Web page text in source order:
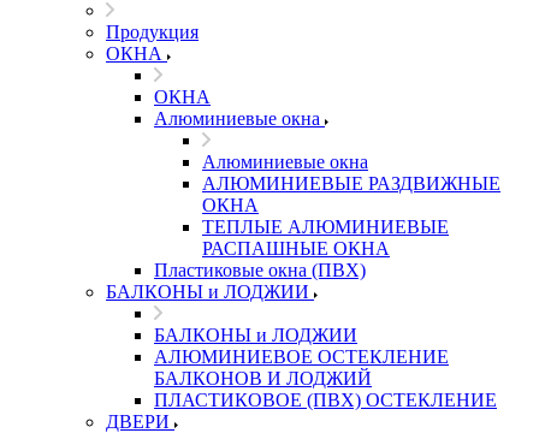
Продукция
ОКНА
ОКНА
Алюминиевые окна
Алюминиевые окна
АЛЮМИНИЕВЫЕ РАЗДВИЖНЫЕ
ОКНА
ТЕПЛЫЕ АЛЮМИНИЕВЫЕ
РАСПАШНЫЕ ОКНА
Пластиковые окна (ПВХ)
БАЛКОНЫ и ЛОДЖИИ
БАЛКОНЫ и ЛОДЖИИ
АЛЮМИНИЕВОЕ ОСТЕКЛЕНИЕ
БАЛКОНОВ И ЛОДЖИЙ
ПЛАСТИКОВОЕ (ПВХ) ОСТЕКЛЕНИЕ
ДВЕРИ